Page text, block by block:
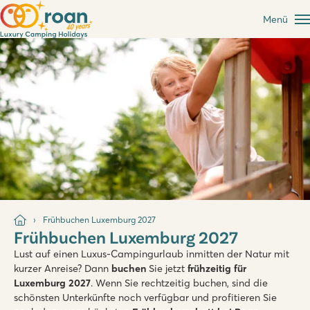
Menü
Frühbuchen Luxemburg 2027
Frühbuchen Luxemburg 2027
Lust auf einen Luxus-Campingurlaub inmitten der Natur mit
kurzer Anreise? Dann buchen Sie jetzt frühzeitig für
Luxemburg 2027. Wenn Sie rechtzeitig buchen, sind die
schönsten Unterkünfte noch verfügbar und profitieren Sie